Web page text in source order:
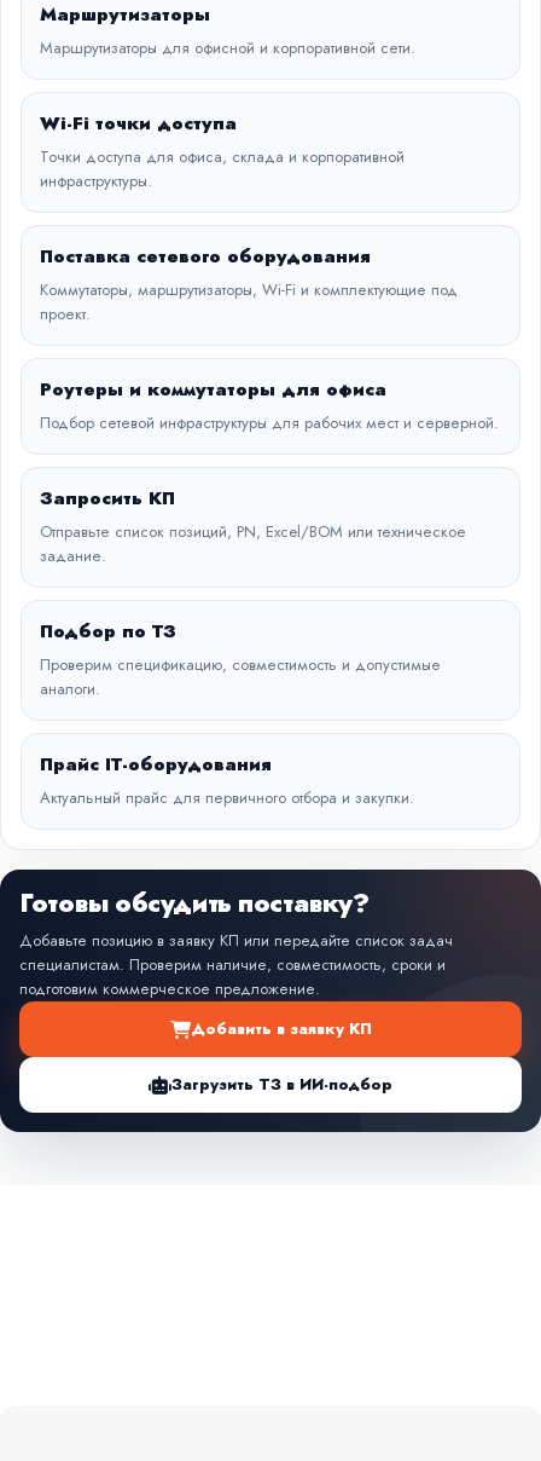
Маршрутизаторы
Маршрутизаторы для офисной и корпоративной сети.
Wi-Fi точки доступа
Точки доступа для офиса, склада и корпоративной
инфраструктуры.
Поставка сетевого оборудования
Коммутаторы, маршрутизаторы, Wi-Fi и комплектующие под
проект.
Роутеры и коммутаторы для офиса
Подбор сетевой инфраструктуры для рабочих мест и серверной.
Запросить КП
Отправьте список позиций, PN, Excel/BOM или техническое
задание.
Подбор по ТЗ
Проверим спецификацию, совместимость и допустимые
аналоги.
Прайс IT-оборудования
Актуальный прайс для первичного отбора и закупки.
Готовы обсудить поставку?
Добавьте позицию в заявку КП или передайте список задач
специалистам. Проверим наличие, совместимость, сроки и
подготовим коммерческое предложение.
Добавить в заявку КП
Загрузить ТЗ в ИИ-подбор